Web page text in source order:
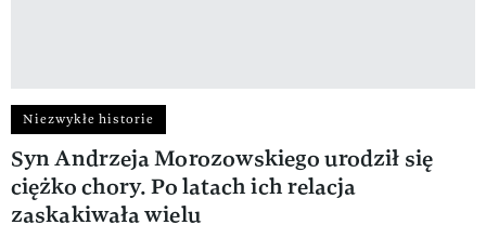
Niezwykłe historie
Syn Andrzeja Morozowskiego urodził się
ciężko chory. Po latach ich relacja
zaskakiwała wielu